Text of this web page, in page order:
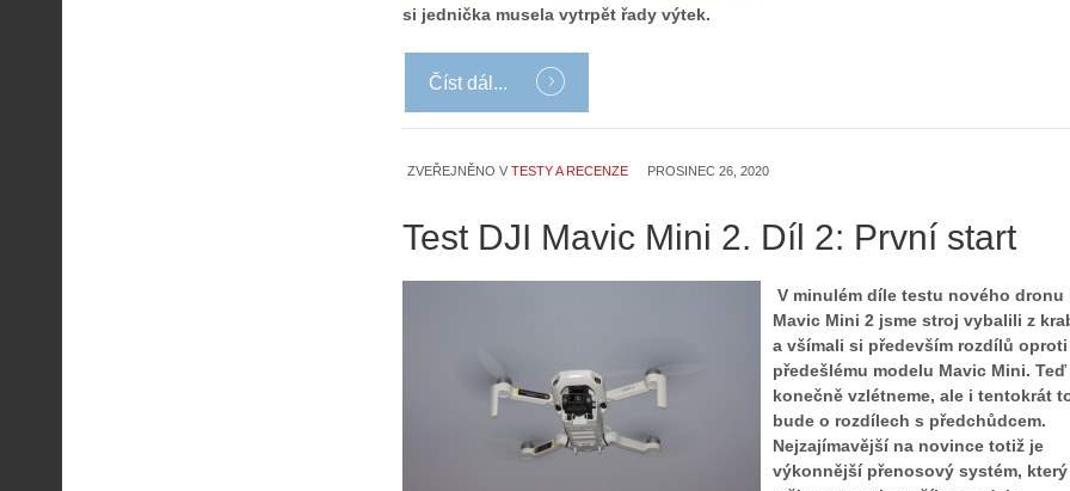
si jednička musela vytrpět řady výtek.
Číst dál...
ZVEŘEJNĚNO V TESTY A RECENZE PROSINEC 26, 2020
Test DJI Mavic Mini 2. Díl 2: První start
V minulém díle testu nového dronu
Mavic Mini 2 jsme stroj vybalili z
a všímali si především rozdílů oproti
předešlému modelu Mavic Mini. Teď
konečně vzlétneme, ale i tentokrát
bude o rozdílech s předchůdcem.
Nejzajímavější na novince totiž je
výkonnější přenosový systém,